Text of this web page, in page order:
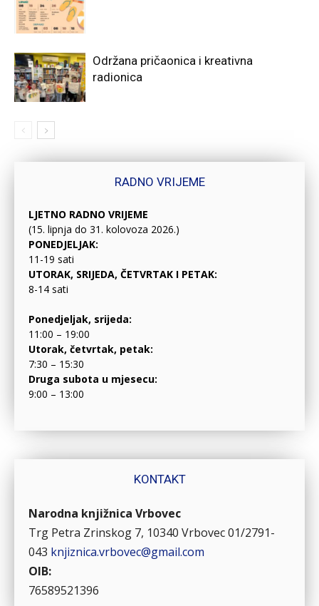
Održana pričaonica i kreativna
radionica
RADNO VRIJEME
LJETNO RADNO VRIJEME
(15. lipnja do 31. kolovoza 2026.)
PONEDJELJAK:
11-19 sati
UTORAK, SRIJEDA, ČETVRTAK I PETAK:
8-14 sati
Ponedjeljak, srijeda:
11:00 – 19:00
Utorak, četvrtak, petak:
7:30 – 15:30
Druga subota u mjesecu:
9:00 – 13:00
KONTAKT
Narodna knjižnica Vrbovec
Trg Petra Zrinskog 7, 10340 Vrbovec01/2791-
043 knjiznica.vrbovec@gmail.com
OIB:
76589521396